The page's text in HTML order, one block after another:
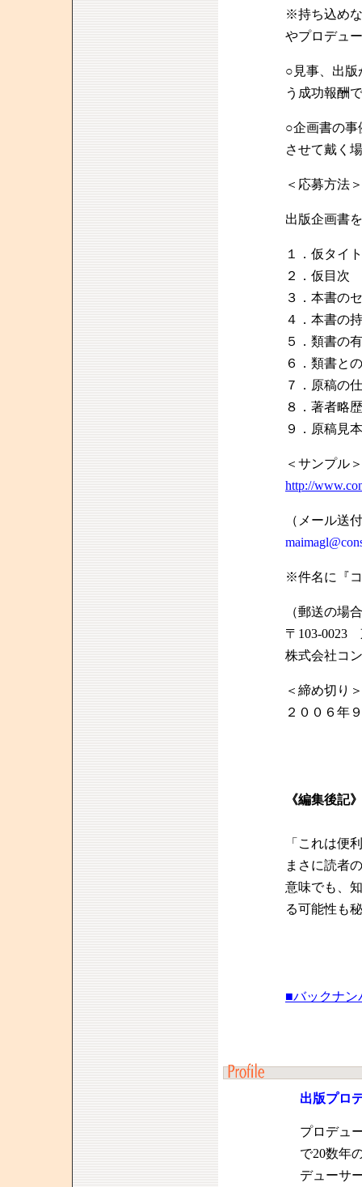
※持ち込め
やプロデュ
○見事、出版
う成功報酬
○企画書の事
させて戴く
＜応募方法＞
出版企画書
１．仮タイ
２．仮目次
３．本書の
４．本書の
５．類書の
６．類書と
７．原稿の
８．著者略
９．原稿見
＜サンプル＞
http://
（メール送
※件名に『
（郵送の場
〒103-0023
株式会社コ
＜締め切り＞
２００６年
《編集後記》
「これは便
まさに読者
意味でも、
る可能性も
■バックナ
出版プロ
プロデュ
で20数年
デューサ